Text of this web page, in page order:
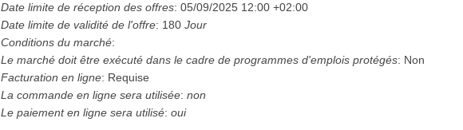
Date limite de réception des offres:05/09/2025 12:00 +02:00
Date limite de validité de l'offre: 180 Jour
Conditions du marché:
Le marché doit être exécuté dans le cadre de programmes d'emplois protégés: Non
Facturation en ligne: Requise
La commande en ligne sera utilisée:non
Le paiement en ligne sera utilisé:oui